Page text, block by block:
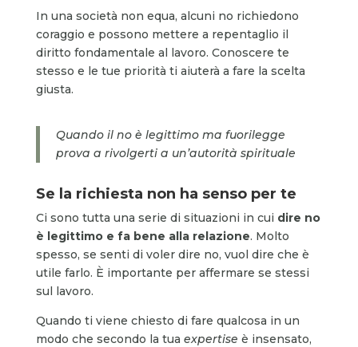
In una società non equa, alcuni no richiedono
coraggio e possono mettere a repentaglio il
diritto fondamentale al lavoro. Conoscere te
stesso e le tue priorità ti aiuterà a fare la scelta
giusta.
Quando il no è legittimo ma fuorilegge
prova a rivolgerti a un’autorità spirituale
Se la richiesta non ha senso per te
Ci sono tutta una serie di situazioni in cui dire no
è legittimo e fa bene alla relazione. Molto
spesso, se senti di voler dire no, vuol dire che è
utile farlo. È importante per affermare se stessi
sul lavoro.
Quando ti viene chiesto di fare qualcosa in un
modo che secondo la tua expertise è insensato,